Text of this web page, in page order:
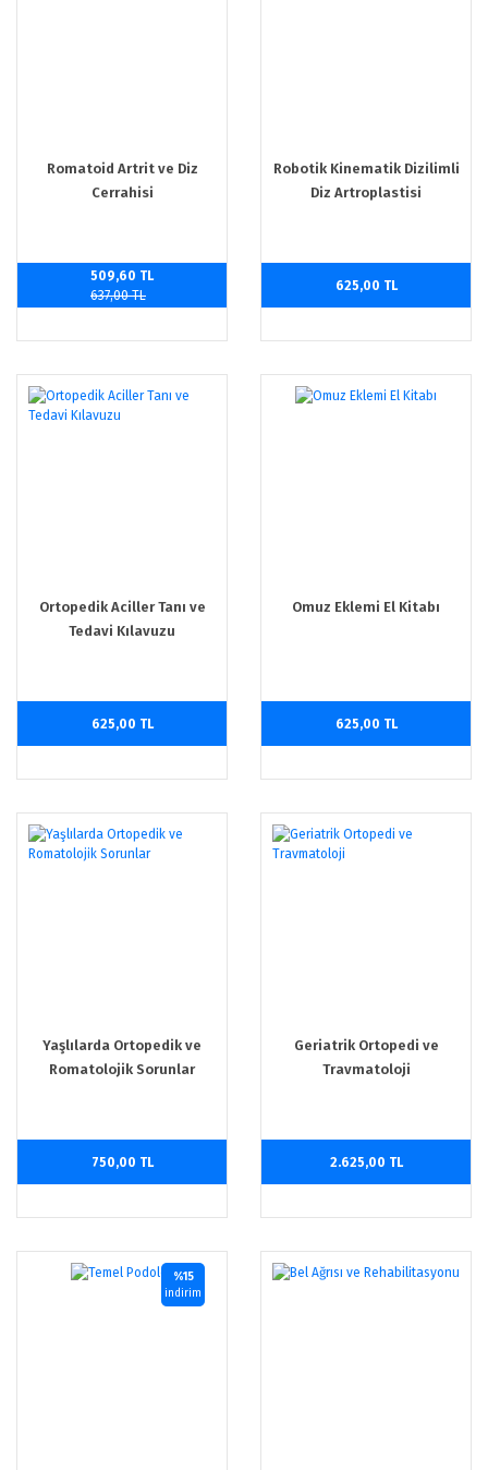
Romatoid Artrit ve Diz
Cerrahisi
509,60 TL
637,00 TL
Robotik Kinematik Dizilimli
Diz Artroplastisi
625,00 TL
Ortopedik Aciller Tanı ve
Tedavi Kılavuzu
625,00 TL
Omuz Eklemi El Kitabı
625,00 TL
Yaşlılarda Ortopedik ve
Romatolojik Sorunlar
750,00 TL
Geriatrik Ortopedi ve
Travmatoloji
2.625,00 TL
%15
indirim